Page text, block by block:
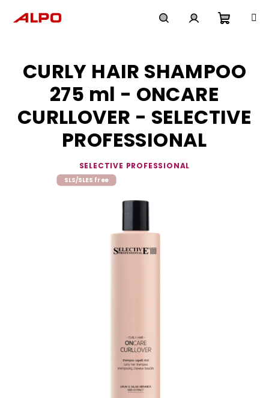
košík
CURLY HAIR SHAMPOO
275 ml - ONCARE
CURLLOVER - SELECTIVE
PROFESSIONAL
SELECTIVE PROFESSIONAL
SLS/SLES free